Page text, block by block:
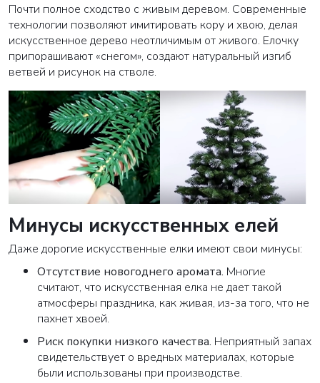
Почти полное сходство с живым деревом. Современные
технологии позволяют имитировать кору и хвою, делая
искусственное дерево неотличимым от живого. Елочку
припорашивают «снегом», создают натуральный изгиб
ветвей и рисунок на стволе.
Минусы искусственных елей
Даже дорогие искусственные елки имеют свои минусы:
Отсутствие новогоднего аромата. Многие
считают, что искусственная елка не дает такой
атмосферы праздника, как живая, из-за того, что не
пахнет хвоей.
Риск покупки низкого качества. Неприятный запах
свидетельствует о вредных материалах, которые
были использованы при производстве.